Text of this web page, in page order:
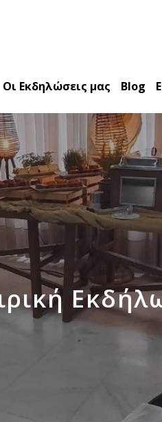
Οι Εκδηλώσεις μας Blog